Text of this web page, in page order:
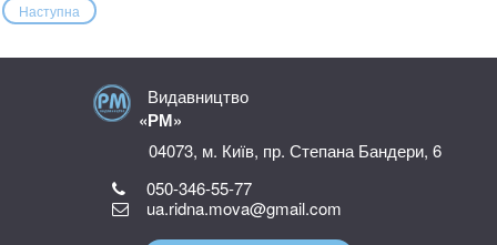
Наступна
Видавництво
«РМ»
04073, м. Київ, пр. Степана Бандери, 6
050-346-55-77
ua.ridna.mova@gmail.com